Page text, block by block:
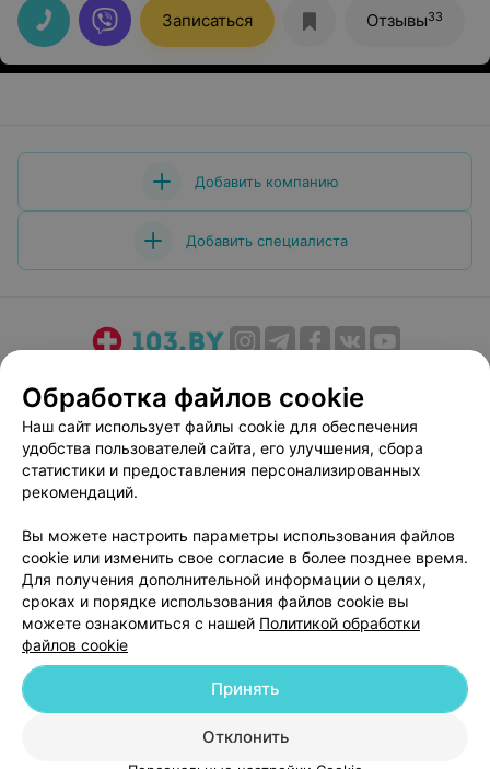
Записаться Отзывы33
Добавить компанию
Добавить специалиста
Медицинский маркетинг
Публичный договор
Пользовательское соглашение
Способы оплаты
Вакансии
Партнеры
Написать руководителю 103.by
Персональные настройки cookie
Обработка персональных данных
© 2026 ООО «Артокс Лаб», УНП 191700409| 220012, Республика Беларусь,
г. Минск, улица Толбухина, 2, пом. 16 | help@103.by
Обработка файлов cookie
Наш сайт использует файлы cookie для обеспечения
удобства пользователей сайта, его улучшения, сбора
статистики и предоставления персонализированных
рекомендаций.
Вы можете настроить параметры использования файлов
cookie или изменить свое согласие в более позднее время.
Для получения дополнительной информации о целях,
сроках и порядке использования файлов cookie вы
можете ознакомиться с нашей Политикой обработки
файлов cookie
Отклонить
Принять